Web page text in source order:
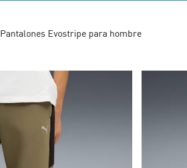
Pantalones Evostripe para hombre